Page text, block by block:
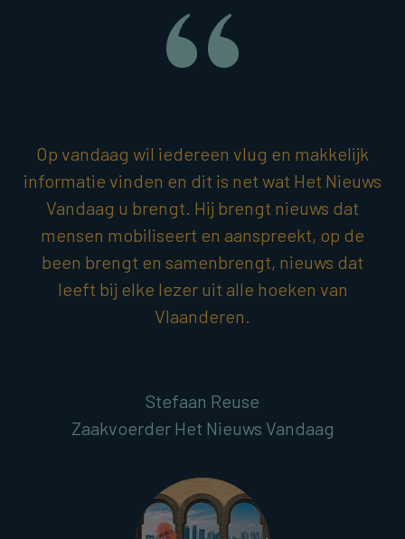
Op vandaag wil iedereen vlug en makkelijk
informatie vinden en dit is net wat Het Nieuws
Vandaag u brengt. Hij brengt nieuws dat
mensen mobiliseert en aanspreekt, op de
been brengt en samenbrengt, nieuws dat
leeft bij elke lezer uit alle hoeken van
Vlaanderen.
Stefaan Reuse
Zaakvoerder Het Nieuws Vandaag